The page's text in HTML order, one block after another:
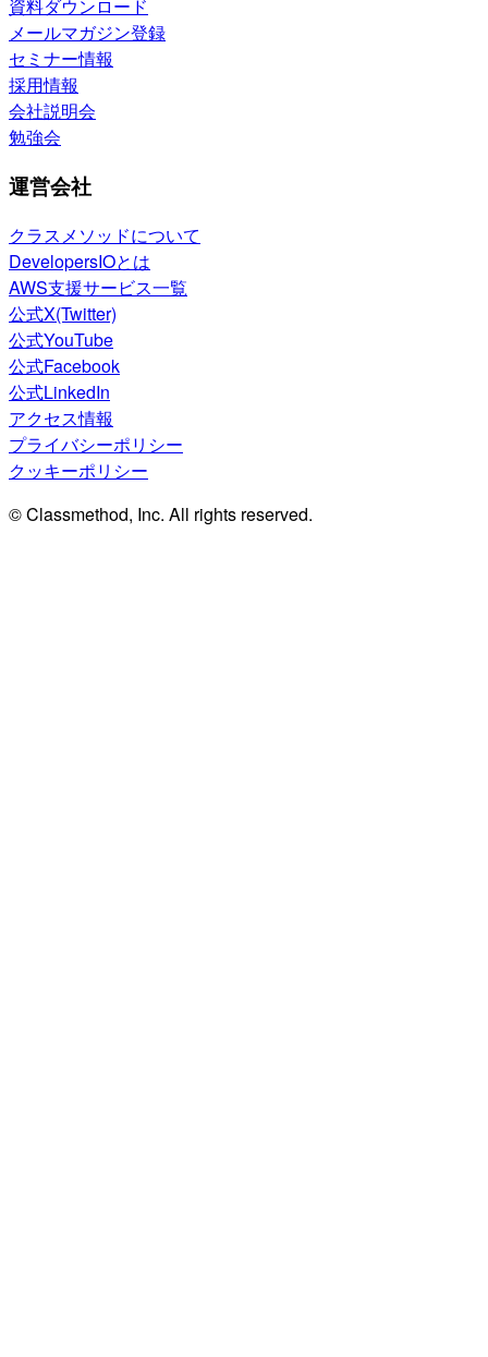
資料ダウンロード
メールマガジン登録
セミナー情報
採用情報
会社説明会
勉強会
運営会社
クラスメソッドについて
DevelopersIOとは
AWS支援サービス一覧
公式X(Twitter)
公式YouTube
公式Facebook
公式LinkedIn
アクセス情報
プライバシーポリシー
クッキーポリシー
© Classmethod, Inc. All rights reserved.